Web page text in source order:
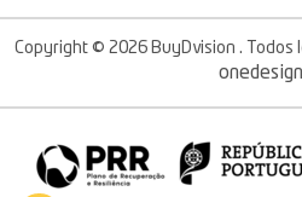
Copyright © 2026 BuyDvision . Todos